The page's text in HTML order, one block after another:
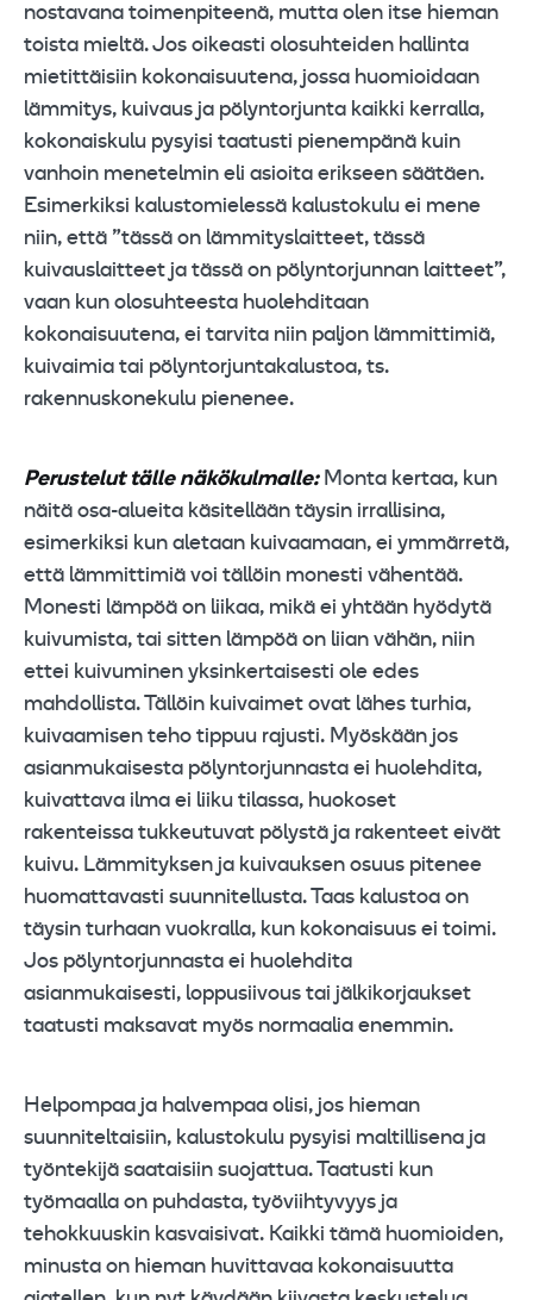
nostavana toimenpiteenä, mutta olen itse hieman
toista mieltä. Jos oikeasti olosuhteiden hallinta
mietittäisiin kokonaisuutena, jossa huomioidaan
lämmitys, kuivaus ja pölyntorjunta kaikki kerralla,
kokonaiskulu pysyisi taatusti pienempänä kuin
vanhoin menetelmin eli asioita erikseen säätäen.
Esimerkiksi kalustomielessä kalustokulu ei mene
niin, että ”tässä on lämmityslaitteet, tässä
kuivauslaitteet ja tässä on pölyntorjunnan laitteet”,
vaan kun olosuhteesta huolehditaan
kokonaisuutena, ei tarvita niin paljon lämmittimiä,
kuivaimia tai pölyntorjuntakalustoa, ts.
rakennuskonekulu pienenee.
Perustelut tälle näkökulmalle:Monta kertaa, kun
näitä osa-alueita käsitellään täysin irrallisina,
esimerkiksi kun aletaan kuivaamaan, ei ymmärretä,
että lämmittimiä voi tällöin monesti vähentää.
Monesti lämpöä on liikaa, mikä ei yhtään hyödytä
kuivumista, tai sitten lämpöä on liian vähän, niin
ettei kuivuminen yksinkertaisesti ole edes
mahdollista. Tällöin kuivaimet ovat lähes turhia,
kuivaamisen teho tippuu rajusti. Myöskään jos
asianmukaisesta pölyntorjunnasta ei huolehdita,
kuivattava ilma ei liiku tilassa, huokoset
rakenteissa tukkeutuvat pölystä ja rakenteet eivät
kuivu. Lämmityksen ja kuivauksen osuus pitenee
huomattavasti suunnitellusta. Taas kalustoa on
täysin turhaan vuokralla, kun kokonaisuus ei toimi.
Jos pölyntorjunnasta ei huolehdita
asianmukaisesti, loppusiivous tai jälkikorjaukset
taatusti maksavat myös normaalia enemmin.
Helpompaa ja halvempaa olisi, jos hieman
suunniteltaisiin, kalustokulu pysyisi maltillisena ja
työntekijä saataisiin suojattua. Taatusti kun
työmaalla on puhdasta, työviihtyvyys ja
tehokkuuskin kasvaisivat. Kaikki tämä huomioiden,
minusta on hieman huvittavaa kokonaisuutta